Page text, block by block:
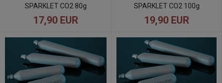
SPARKLET CO2 80g
17,90 EUR
SPARKLET CO2 100g
19,90 EUR